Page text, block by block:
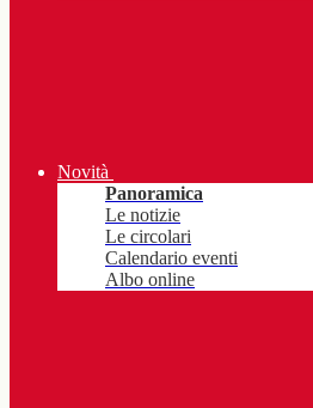
Novità
Panoramica
Le notizie
Le circolari
Calendario eventi
Albo online